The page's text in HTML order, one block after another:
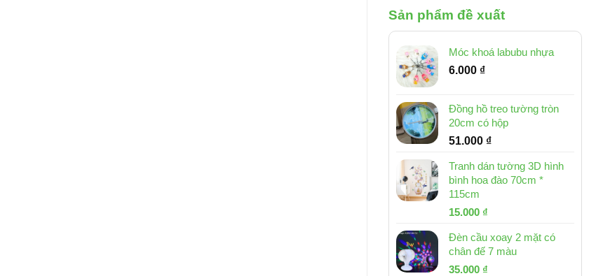
Sản phẩm đề xuất
Móc khoá labubu nhựa
6.000 ₫
Đồng hồ treo tường tròn
20cm có hộp
51.000 ₫
Tranh dán tường 3D hình
bình hoa đào 70cm *
115cm
Giá
là:
32.000 ₫.
15.000 ₫
tại
là:
Đèn cầu xoay 2 mặt có
chân đế 7 màu
Giá
35.000 ₫